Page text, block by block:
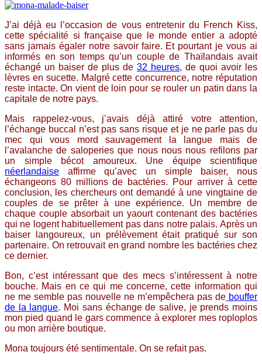
J’ai déjà eu l’occasion de vous entretenir du French Kiss,
cette spécialité si française que le monde entier a adopté
sans jamais égaler notre savoir faire. Et pourtant je vous ai
informés en son temps qu’un couple de Thaïlandais avait
échangé un baiser de plus de 32 heures, de quoi avoir les
lèvres en sucette. Malgré cette concurrence, notre réputation
reste intacte. On vient de loin pour se rouler un patin dans la
capitale de notre pays.
Mais rappelez-vous, j’avais déjà attiré votre attention,
l’échange buccal n’est pas sans risque et je ne parle pas du
mec qui vous mord sauvagement la langue mais de
l’avalanche de saloperies que nous nous nous refilons par
un simple bécot amoureux. Une équipe scientifique
néerlandaise affirme qu’avec un simple baiser, nous
échangeons 80 millions de bactéries. Pour arriver à cette
conclusion, les chercheurs ont demandé à une vingtaine de
couples de se prêter à une expérience. Un membre de
chaque couple absorbait un yaourt contenant des bactéries
qui ne logent habituellement pas dans notre palais. Après un
baiser langoureux, un prélèvement était pratiqué sur son
partenaire. On retrouvait en grand nombre les bactéries chez
ce dernier.
Bon, c’est intéressant que des mecs s’intéressent à notre
bouche. Mais en ce qui me concerne, cette information qui
ne me semble pas nouvelle ne m’empêchera pas de bouffer
de la langue. Moi sans échange de salive, je prends moins
mon pied quand le gars commence à explorer mes roploplos
ou mon arrière boutique.
Mona toujours été sentimentale. On se refait pas.